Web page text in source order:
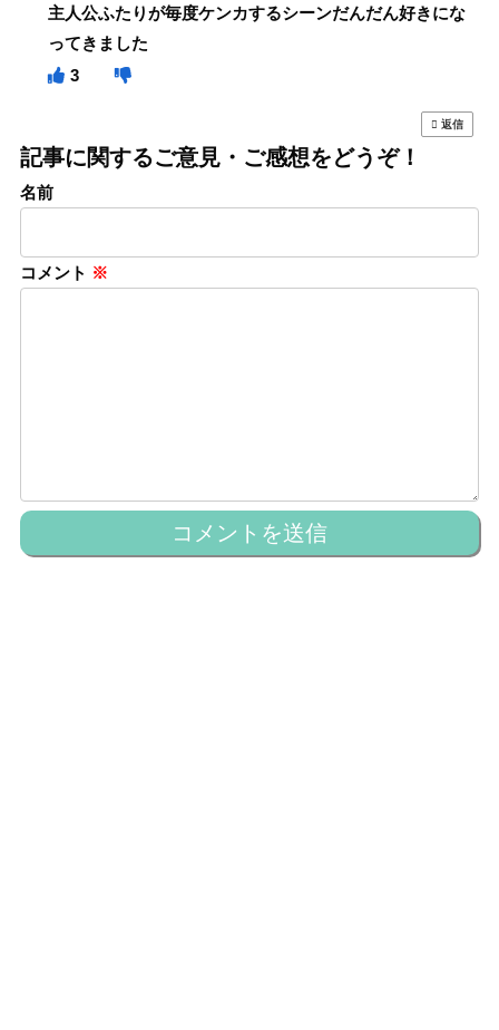
主人公ふたりが毎度ケンカするシーンだんだん好きにな
ってきました
3
返信
記事に関するご意見・ご感想をどうぞ！
名前
コメント ※